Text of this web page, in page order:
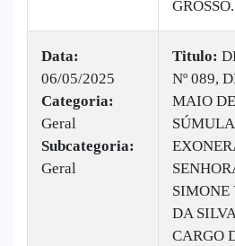
GROSSO.
Data:
06/05/2025
Categoria:
Geral
Subcategoria:
Geral
Titulo:
Nº 089,
MAIO
SIMONE
DA
CARGO